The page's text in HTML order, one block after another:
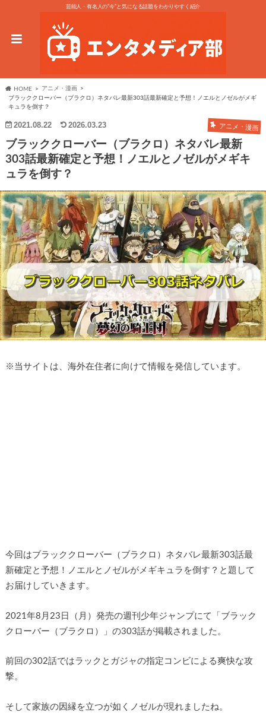
芸能人・有名人の“今”と気になる話題をわかりやすく紹介
HOME
アニメ・漫画
ブラッククローバー（ブラクロ）ネタバレ最新303話最新確定と予想！ノエルとノゼルがメギ
キュラを倒す？
2021.08.22 2026.03.23 アニメ・漫画
ブラッククローバー（ブラクロ）ネタバレ最新
303話最新確定と予想！ノエルとノゼルがメギキ
ュラを倒す？
※ 当サイトは、海外在住者に向けて情報を発信しています。
今回はブラッククローバー（ブラクロ）ネタバレ最新303話最
新確定と予想！ノエルとノゼルがメギキュラを倒す？と題して
お届けしていきます。
2021年8月23日（月）発売の週刊少年ジャンプにて「ブラック
クローバー（ブラクロ）」の303話が掲載されました。
前回の302話ではラックとガジャの指定コンビによる爽快な攻
撃。
そして家族の因縁を立つが如くノゼルが現れましたね。